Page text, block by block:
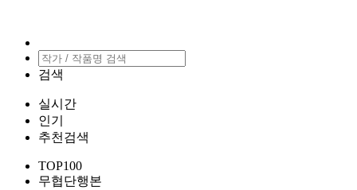
검색
실시간
인기
추천검색
TOP100
무협단행본